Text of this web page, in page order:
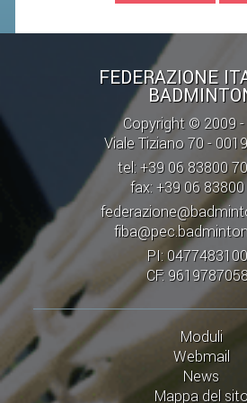
FEDERAZIONE
Copyright © 2009
Viale Tiziano 70 -
tel: +39 06 83800
fax: +39 06
PI:
CF:
Moduli
Webmail
News
Mappa del
STAFF TECNICO
CTF –
ATLETI
SCHEDE ATLETI
VOLA CON NOI
CENTRI
COMMISSIONE
TESSERAMENTO
AFFILIAZIONE
QUOTE E TASSE
CONVENZIONI